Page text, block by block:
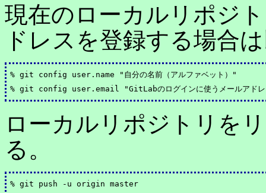
現在のローカルリポジ
ドレスを登録する場合
% git config user.name "自分の名前（アルファベット）"
ローカルリポジトリを
る。